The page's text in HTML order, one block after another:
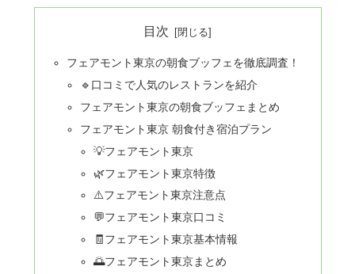
目次
フェアモント東京の朝食ブッフェを徹底調査！
🔹口コミで人気のレストランを紹介
フェアモント東京の朝食ブッフェまとめ
フェアモント東京 朝食付き宿泊プラン
💡フェアモント東京
🌿フェアモント東京特徴
⚠️フェアモント東京注意点
💬フェアモント東京口コミ
🧾フェアモント東京基本情報
🌅フェアモント東京まとめ